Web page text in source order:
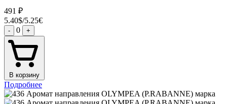
491 ₽
5.40$/5.25€
- 0 +
В корзину
Подробнее